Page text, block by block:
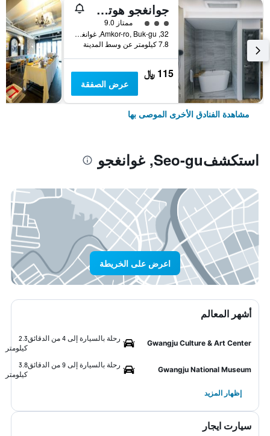
جوانغجو هوتل ذا سبوت
تقييم فئة 3ممتاز 9.0
32, Amkor-ro, Buk-gu, غوانغجو, كوريا الجنوبية
7.8 كيلومتر عن وسط المدينة
115 ﷼
عرض الصفقة
مشاهدة الفنادق الأخرى الموصى بها
استكشفSeo-gu, غوانغجو
اعرض على الخريطة
أشهر المعالم
Gwangju Culture & Art Center
رحلة بالسيارة إلى 4 من الدقائق
2.3
كيلومتر
Gwangju National Museum
رحلة بالسيارة إلى 9 من الدقائق
3.8
كيلومتر
إظهار المزيد
سيارت ايجار